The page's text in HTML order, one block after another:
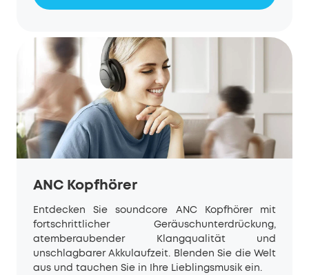
ANC Kopfhörer
Entdecken Siesoundcore ANC Kopfhörer mit
fortschrittlicher Geräuschunterdrückung,
atemberaubender Klangqualität und
unschlagbarer Akkulaufzeit. Blenden Sie die Welt
aus und tauchen Sie in Ihre Lieblingsmusik ein.